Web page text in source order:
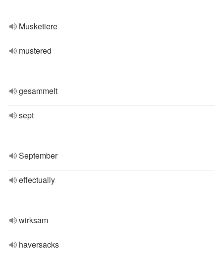
Musketiere
mustered
gesammelt
sept
September
effectually
wirksam
haversacks